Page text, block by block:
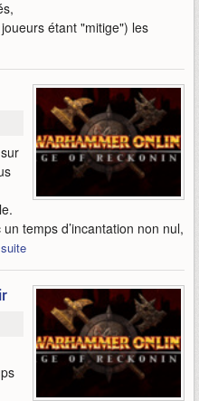
étant "mitige") les
temps d’incantation non nul,